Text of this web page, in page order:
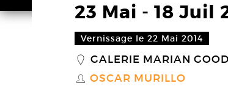
23 Mai - 18 Juil
Vernissage le 22 Mai 2014
_ GALERIE MARIAN
S OSCAR MURILLO